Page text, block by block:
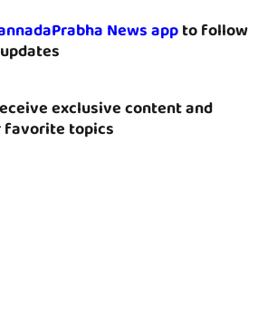
News appto follow
exclusive content and
favorite topics